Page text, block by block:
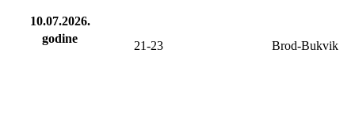
10.07.2026.
godine
21-23 Brod-Bukvik